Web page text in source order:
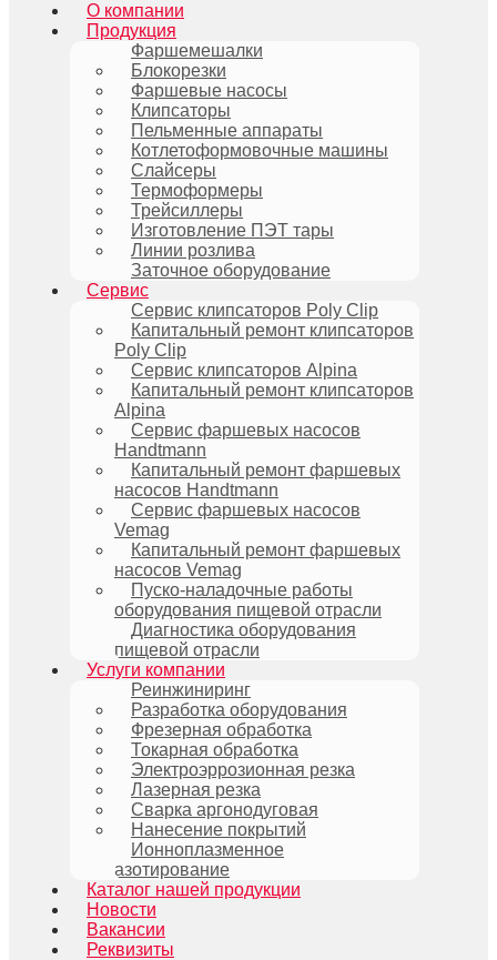
О компании
Продукция
Фаршемешалки
Блокорезки
Фаршевые насосы
Клипсаторы
Пельменные аппараты
Котлетоформовочные машины
Слайсеры
Термоформеры
Трейсиллеры
Изготовление ПЭТ тары
Линии розлива
Заточное оборудование
Сервис
Сервис клипсаторов Poly Clip
Капитальный ремонт клипсаторов
Poly Clip
Сервис клипсаторов Alpina
Капитальный ремонт клипсаторов
Alpina
Сервис фаршевых насосов
Handtmann
Капитальный ремонт фаршевых
насосов Handtmann
Сервис фаршевых насосов
Vemag
Капитальный ремонт фаршевых
насосов Vemag
Пуско-наладочные работы
оборудования пищевой отрасли
Диагностика оборудования
пищевой отрасли
Услуги компании
Реинжиниринг
Разработка оборудования
Фрезерная обработка
Токарная обработка
Электроэррозионная резка
Лазерная резка
Сварка аргонодуговая
Нанесение покрытий
Ионноплазменное
азотирование
Каталог нашей продукции
Новости
Вакансии
Реквизиты